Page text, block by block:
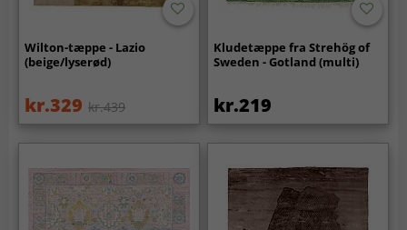
Wilton-tæppe - Lazio
(beige/lyserød)
kr.329 kr.439
Kludetæppe fra Strehög of
Sweden - Gotland (multi)
kr.219